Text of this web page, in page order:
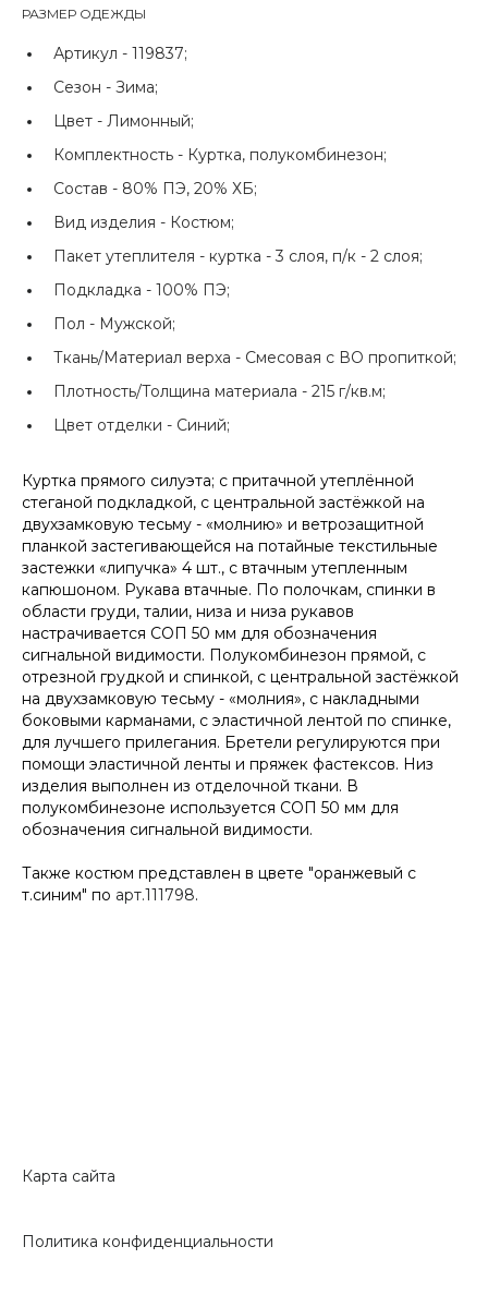
РАЗМЕР ОДЕЖДЫ
Артикул - 119837;
Сезон - Зима;
Цвет - Лимонный;
Комплектность - Куртка, полукомбинезон;
Состав - 80% ПЭ, 20% ХБ;
Вид изделия - Костюм;
Пакет утеплителя - куртка - 3 слоя, п/к - 2 слоя;
Подкладка - 100% ПЭ;
Пол - Мужской;
Ткань/Материал верха - Смесовая с ВО пропиткой;
Плотность/Толщина материала - 215 г/кв.м;
Цвет отделки - Синий;
Куртка прямого силуэта; с притачной утеплённой
стеганой подкладкой, с центральной застёжкой на
двухзамковую тесьму - «молнию» и ветрозащитной
планкой застегивающейся на потайные текстильные
застежки «липучка» 4 шт., с втачным утепленным
капюшоном. Рукава втачные. По полочкам, спинки в
области груди, талии, низа и низа рукавов
настрачивается СОП 50 мм для обозначения
сигнальной видимости. Полукомбинезон прямой, с
отрезной грудкой и спинкой, с центральной застёжкой
на двухзамковую тесьму - «молния», с накладными
боковыми карманами, с эластичной лентой по спинке,
для лучшего прилегания. Бретели регулируются при
помощи эластичной ленты и пряжек фастексов. Низ
изделия выполнен из отделочной ткани. В
полукомбинезоне используется СОП 50 мм для
обозначения сигнальной видимости.
Также костюм представлен в цвете "оранжевый с
т.синим" по арт.111798.
Карта сайта
Политика конфиденциальности